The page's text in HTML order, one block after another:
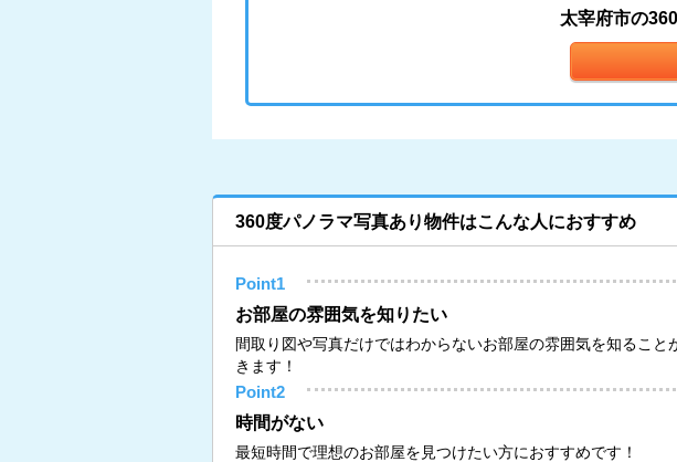
太宰府市の
360度パノラマ写真あり物件はこんな人におすすめ
Point1
お部屋の雰囲気を知りたい
間取り図や写真だけではわからないお部屋の雰囲気を知ること
きます！
Point2
時間がない
最短時間で理想のお部屋を見つけたい方におすすめです！